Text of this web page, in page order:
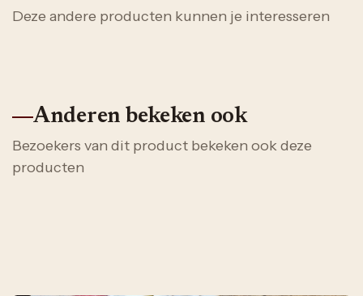
Deze andere producten kunnen je interesseren
Anderen bekeken ook
Bezoekers van dit product bekeken ook deze
producten